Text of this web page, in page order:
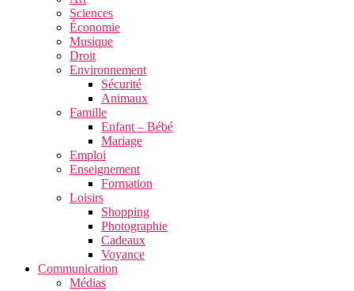
Sciences
Économie
Musique
Droit
Environnement
Sécurité
Animaux
Famille
Enfant – Bébé
Mariage
Emploi
Enseignement
Formation
Loisirs
Shopping
Photographie
Cadeaux
Voyance
Communication
Médias